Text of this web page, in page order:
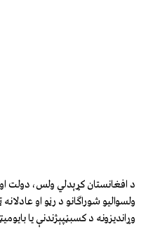
د افغانستان کړېدلي ولس، دولت
ولسواليو شوراګانو د رڼو او
وړانديزونه د کسبڼپېژندنې يا